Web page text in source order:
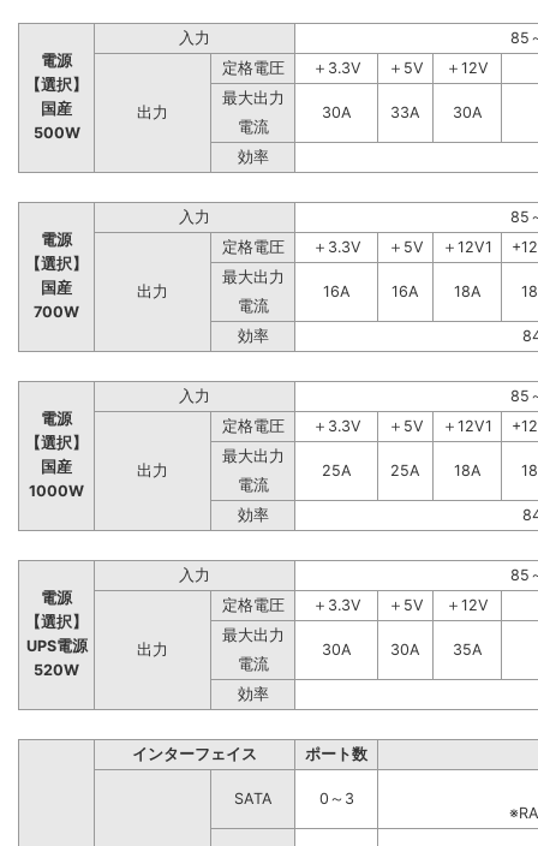
電源
【選択】
国産
500W
入力 85
出力
定格電圧 ＋3.3V ＋5V
＋12V
最大出力
30A
33A
30A
電流
効率
電源
【選択】
国産
700W
入力 85
出力
定格電圧 ＋3.3V ＋5V ＋12V1
最大出力
16A
16A 18A
電流
効率
電源
【選択】
国産
1000W
入力 85
出力
定格電圧 ＋3.3V ＋5V ＋12V1
最大出力
25A
25A 18A
電流
効率
電源
【選択】
UPS電源
520W
入力 85
出力
定格電圧 ＋3.3V ＋5V
＋12V
最大出力
30A
30A
35A
電流
効率
インターフェイス ポート数
SATA
0～3